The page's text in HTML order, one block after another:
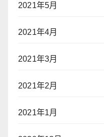
2021年5月
2021年4月
2021年3月
2021年2月
2021年1月